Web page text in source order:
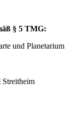
§ 5 TMG:
und Planetarium
Streitheim